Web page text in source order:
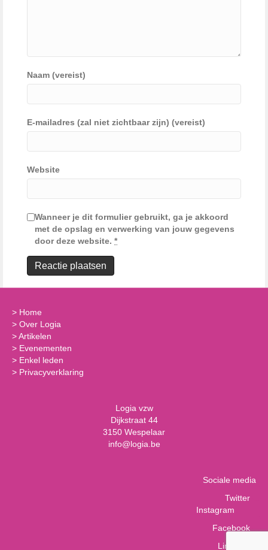
Naam (vereist)
E-mailadres (zal niet zichtbaar zijn) (vereist)
Website
Wanneer je dit formulier gebruikt, ga je akkoord
met de opslag en verwerking van jouw gegevens
door deze website. *
> Home
> Over Logia
>Artikelen
> Evenementen
> Enkel leden
> Privacyverklaring
Logia vzw
Dijkstraat 44
3150 Wespelaar
info@logia.be
Sociale media
Twitter
Instagram
Facebook
LinkedIn